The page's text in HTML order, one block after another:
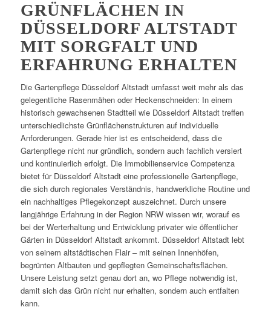
GRÜNFLÄCHEN IN
DÜSSELDORF ALTSTADT
MIT SORGFALT UND
ERFAHRUNG ERHALTEN
Die Gartenpflege Düsseldorf Altstadt umfasst weit mehr als das
gelegentliche Rasenmähen oder Heckenschneiden: In einem
historisch gewachsenen Stadtteil wie Düsseldorf Altstadt treffen
unterschiedlichste Grünflächenstrukturen auf individuelle
Anforderungen. Gerade hier ist es entscheidend, dass die
Gartenpflege nicht nur gründlich, sondern auch fachlich versiert
und kontinuierlich erfolgt. Die Immobilienservice Competenza
bietet für Düsseldorf Altstadt eine professionelle Gartenpflege,
die sich durch regionales Verständnis, handwerkliche Routine und
ein nachhaltiges Pflegekonzept auszeichnet. Durch unsere
langjährige Erfahrung in der Region NRW wissen wir, worauf es
bei der Werterhaltung und Entwicklung privater wie öffentlicher
Gärten in Düsseldorf Altstadt ankommt. Düsseldorf Altstadt lebt
von seinem altstädtischen Flair – mit seinen Innenhöfen,
begrünten Altbauten und gepflegten Gemeinschaftsflächen.
Unsere Leistung setzt genau dort an, wo Pflege notwendig ist,
damit sich das Grün nicht nur erhalten, sondern auch entfalten
kann.